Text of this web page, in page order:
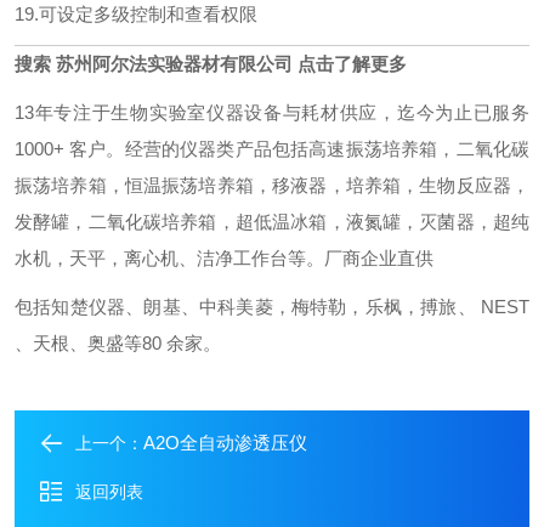
19.可设定多级控制和查看权限
搜索 苏州阿尔法实验器材有限公司 点击了解更多
13年专注于生物实验室仪器设备与耗材供应，迄今为止已服务
1000+ 客户。经营的仪器类产品包括高速振荡培养箱，二氧化碳
振荡培养箱，恒温振荡培养箱，移液器，培养箱，生物反应器，
发酵罐，二氧化碳培养箱，超低温冰箱，液氮罐，灭菌器，超纯
水机，天平，离心机、洁净工作台等。厂商企业直供
包括知楚仪器、朗基、中科美菱，梅特勒，乐枫，搏旅、 NEST
、天根、奥盛等80 余家。
上一个： A2O全自动渗透压仪
返回列表